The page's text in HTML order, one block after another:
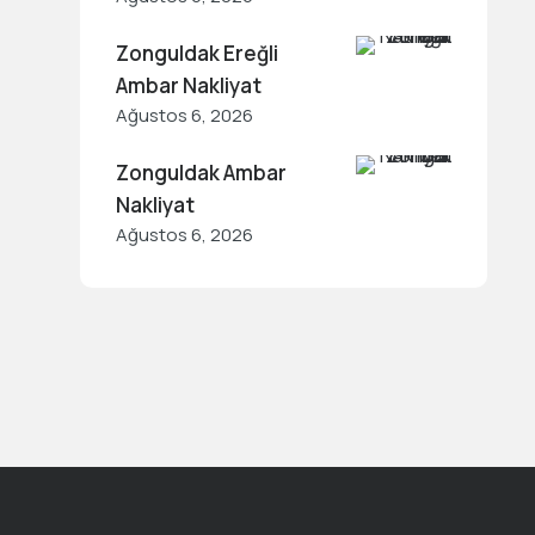
Zonguldak Ereğli
Ambar Nakliyat
Ağustos 6, 2026
Zonguldak Ambar
Nakliyat
Ağustos 6, 2026